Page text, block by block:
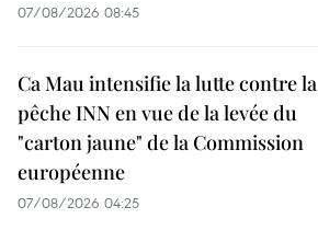
07/08/2026 08:45
Ca Mau intensifie la lutte contre la
pêche INN en vue de la levée du
"carton jaune" de la Commission
européenne
07/08/2026 04:25